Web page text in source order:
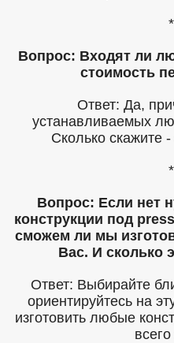
Вопрос: Входят ли
стоимость
Ответ: Да,
устанавливаемых
Сколько скажите
Вопрос: Если нет
конструкции под
сможем ли мы
Вас. И сколько
Ответ: Выбирайте
ориентируйтесь на
изготовить любые